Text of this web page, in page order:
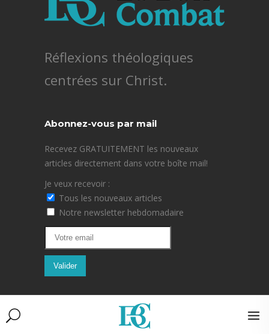
Réflexions théologiques
centrées sur Christ.
Abonnez-vous par mail
Recevez GRATUITEMENT les nouveaux
articles directement dans votre boîte mail!
Je veux recevoir :
Tous les nouveaux articles
Notre newsletter hebdomadaire